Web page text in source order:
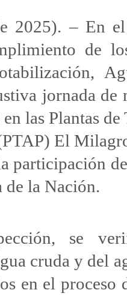
2025). – En
de
jornada de
las Plantas
El
participación
de la Nación.
se
cruda y del
en el proceso